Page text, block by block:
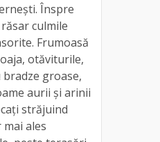
Înspre
culmile
Frumoasă
otăviturile,
groase,
aurii și arinii
străjuind
ales